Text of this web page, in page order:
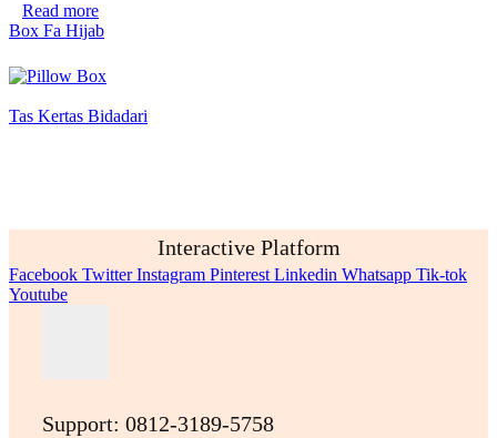
Read more
Box Fa Hijab
Tas Kertas Bidadari
Interactive Platform
Facebook Twitter Instagram Pinterest Linkedin Whatsapp Tik-tok
Youtube
Support: 0812-3189-5758